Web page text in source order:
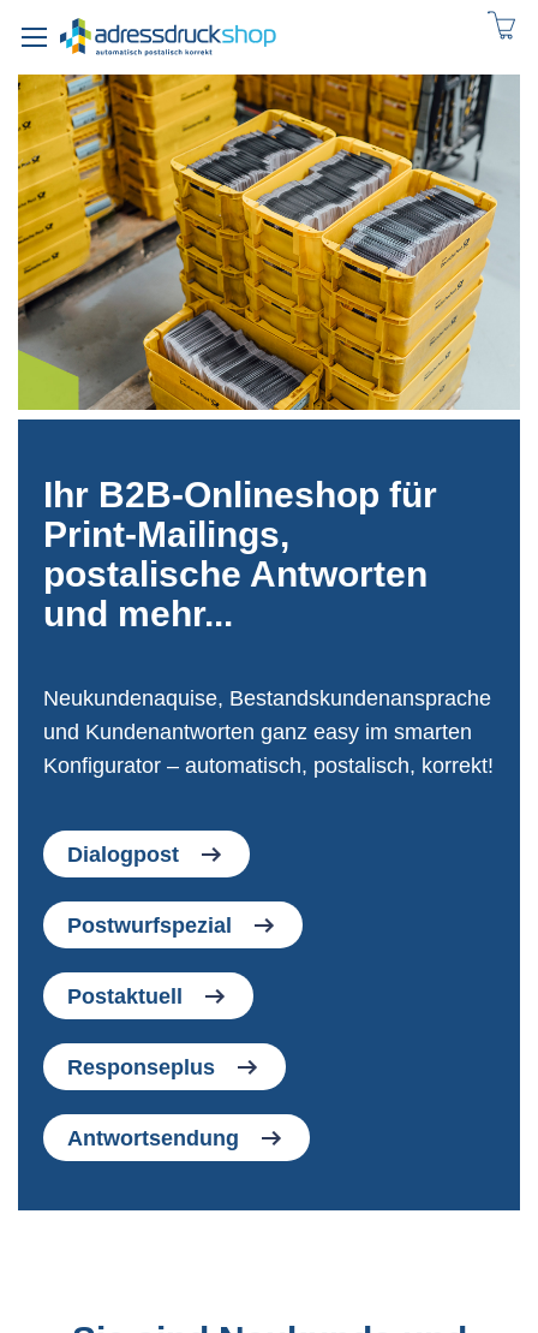
Direkt
Inhalt
Ihr B2B-Onlineshop für
Print-Mailings,
postalische Antworten
und mehr...
Neukundenaquise, Bestandskundenansprache
und Kundenantworten ganz easy im smarten
Konfigurator – automatisch, postalisch, korrekt!
Dialogpost
Postwurfspezial
Postaktuell
Responseplus
Antwortsendung